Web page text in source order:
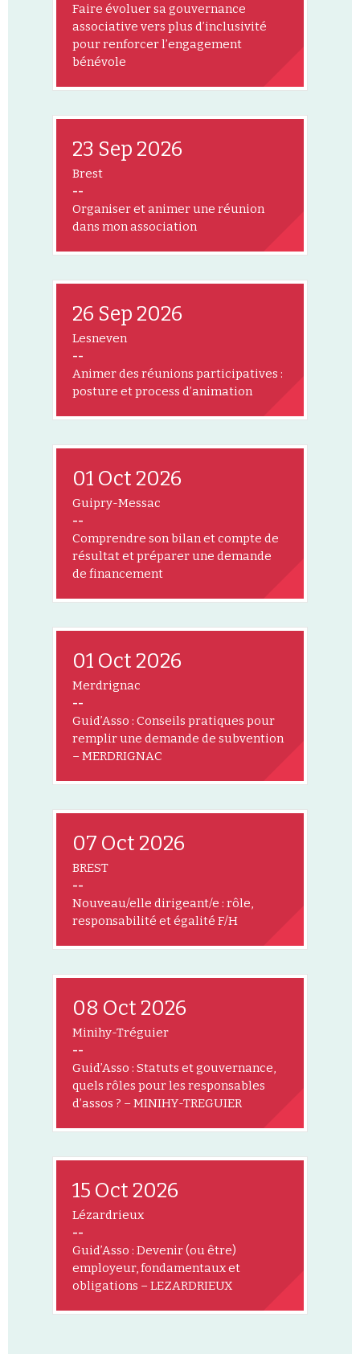
Faire évoluer sa gouvernance
associative vers plus d’inclusivité
pour renforcer l’engagement
bénévole
23 Sep 2026
Brest
--
Organiser et animer une réunion
dans mon association
26 Sep 2026
Lesneven
--
Animer des réunions participatives :
posture et process d’animation
01 Oct 2026
Guipry-Messac
--
Comprendre son bilan et compte de
résultat et préparer une demande
de financement
01 Oct 2026
Merdrignac
--
Guid’Asso : Conseils pratiques pour
remplir une demande de subvention
– MERDRIGNAC
07 Oct 2026
BREST
--
Nouveau/elle dirigeant/e : rôle,
responsabilité et égalité F/H
08 Oct 2026
Minihy-Tréguier
--
Guid’Asso : Statuts et gouvernance,
quels rôles pour les responsables
d’assos ? – MINIHY-TREGUIER
15 Oct 2026
Lézardrieux
--
Guid’Asso : Devenir (ou être)
employeur, fondamentaux et
obligations – LEZARDRIEUX